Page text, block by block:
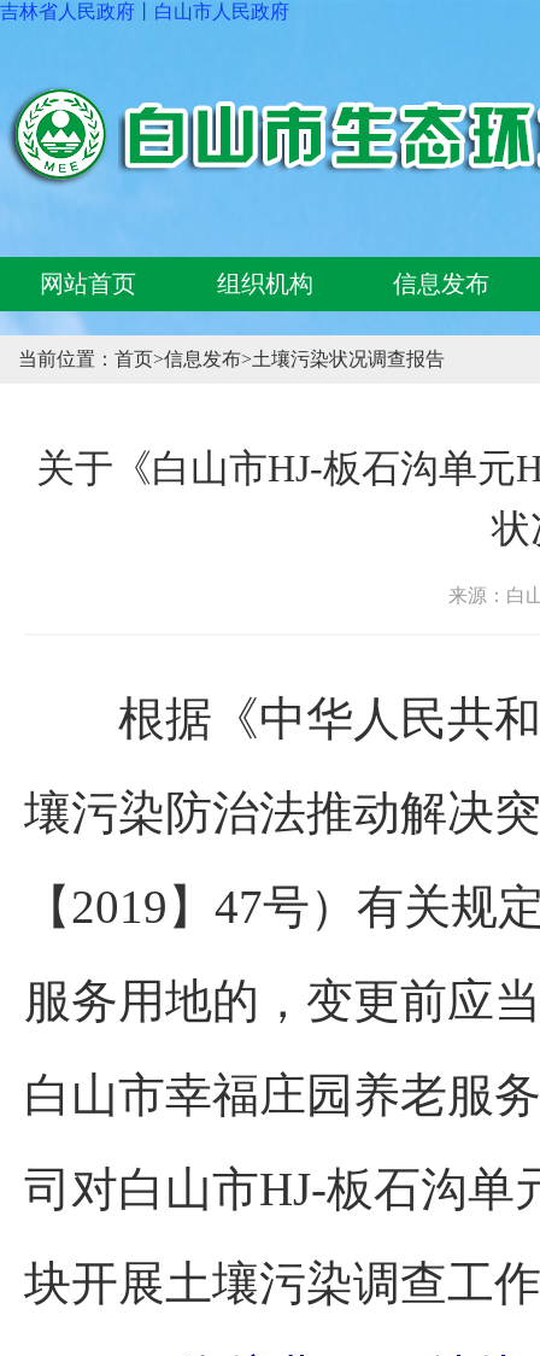
吉林省人民政府 白山市人民政府
网站首页 组织机构 信息发布
当前位置： 首页>信息发布>土壤污染状况调查报告
关于《白山市HJ-板石沟单元
状
来源：白
根据《中华人民共和
壤污染防治法推动解决
【2019】47号）有关
服务用地的，变更前应
白山市幸福庄园养老服
司对白山市HJ-板石沟单
块开展土壤污染调查工